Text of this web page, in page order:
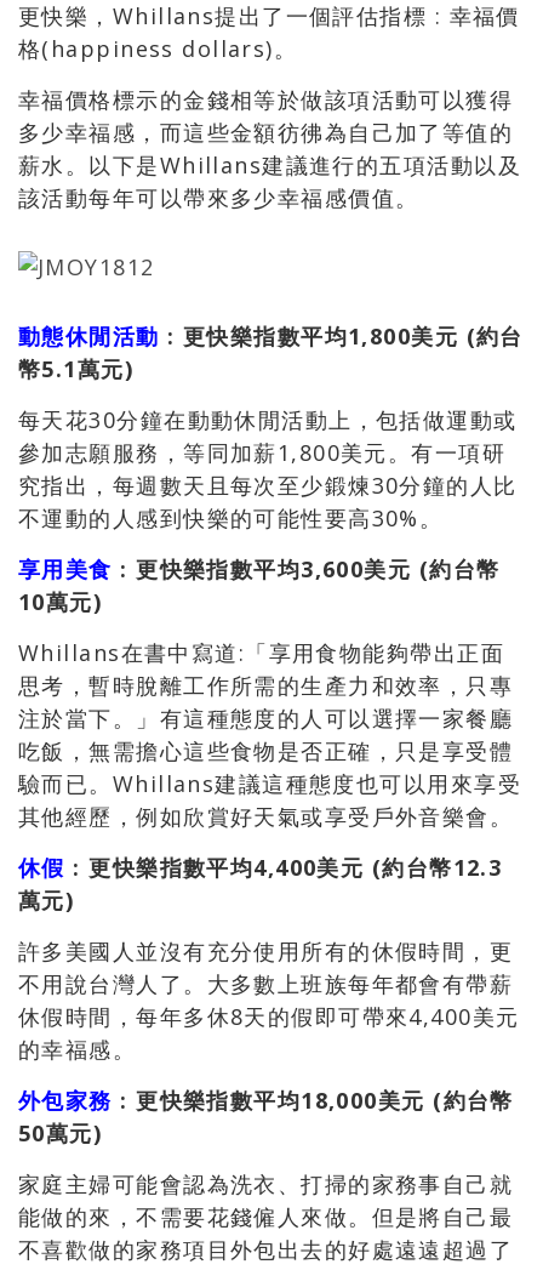
更快樂，Whillans提出了一個評估指標 : 幸福價
格(happiness dollars)。
幸福價格標示的金錢相等於做該項活動可以獲得
多少幸福感，而這些金額彷彿為自己加了等值的
薪水。以下是Whillans建議進行的五項活動以及
該活動每年可以帶來多少幸福感價值。
動態休閒活動 : 更快樂指數平均1,800美元 (約台
幣5.1萬元)
每天花30分鐘在動動休閒活動上，包括做運動或
參加志願服務，等同加薪1,800美元。有一項研
究指出，每週數天且每次至少鍛煉30分鐘的人比
不運動的人感到快樂的可能性要高30%。
享用美食 : 更快樂指數平均3,600美元 (約台幣
10萬元)
Whillans在書中寫道:「享用食物能夠帶出正面
思考，暫時脫離工作所需的生產力和效率，只專
注於當下。」有這種態度的人可以選擇一家餐廳
吃飯，無需擔心這些食物是否正確，只是享受體
驗而已。Whillans建議這種態度也可以用來享受
其他經歷，例如欣賞好天氣或享受戶外音樂會。
休假 : 更快樂指數平均4,400美元 (約台幣12.3
萬元)
許多美國人並沒有充分使用所有的休假時間，更
不用說台灣人了。大多數上班族每年都會有帶薪
休假時間，每年多休8天的假即可帶來4,400美元
的幸福感。
外包家務 : 更快樂指數平均18,000美元 (約台幣
50萬元)
家庭主婦可能會認為洗衣、打掃的家務事自己就
能做的來，不需要花錢僱人來做。但是將自己最
不喜歡做的家務項目外包出去的好處遠遠超過了